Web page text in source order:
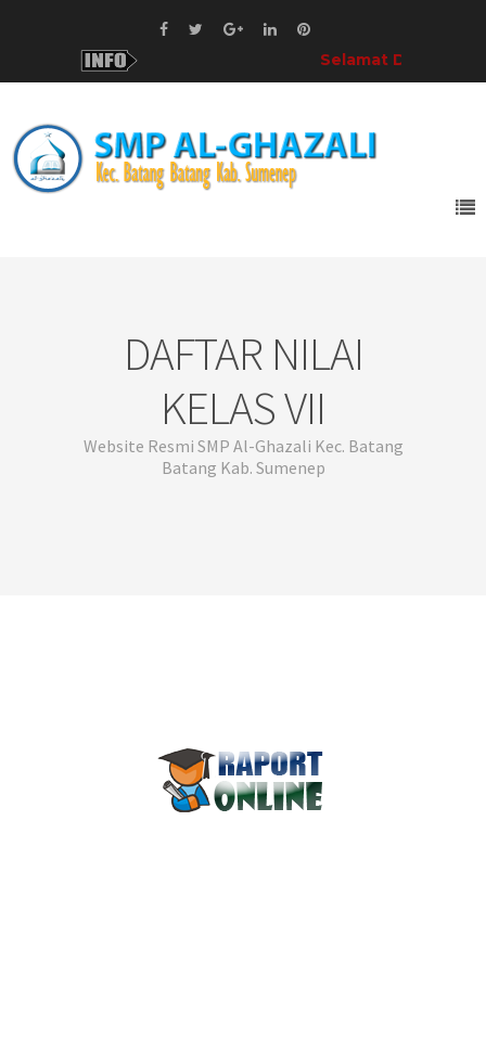
Selamat Datang!
DAFTAR NILAI
KELAS VII
Website Resmi SMP Al-Ghazali Kec. Batang
Batang Kab. Sumenep